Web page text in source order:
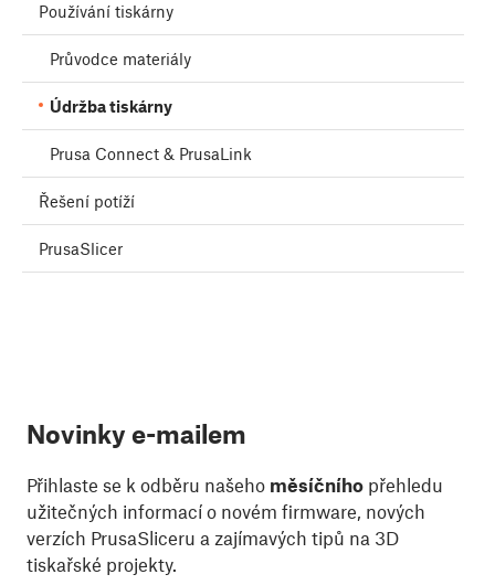
Používání tiskárny
Průvodce materiály
Údržba tiskárny
Prusa Connect & PrusaLink
Řešení potíží
PrusaSlicer
Novinky e-mailem
Přihlaste se k odběru našeho měsíčního přehledu
užitečných informací o novém firmware, nových
verzích PrusaSliceru a zajímavých tipů na 3D
tiskařské projekty.